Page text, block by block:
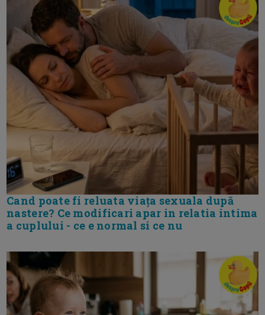
Cand poate fi reluata viața sexuala după
nastere? Ce modificari apar in relatia intima
a cuplului - ce e normal si ce nu